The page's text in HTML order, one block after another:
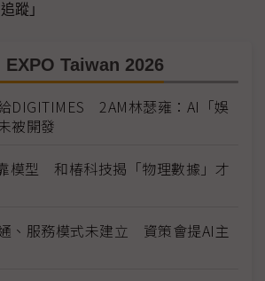
蹤」
EXPO Taiwan 2026
DIGITIMES 2AM林瑟雍：AI「娛
被開發
模型 和椿科技揭「物理數據」才
、服務模式未建立 資策會提AI主